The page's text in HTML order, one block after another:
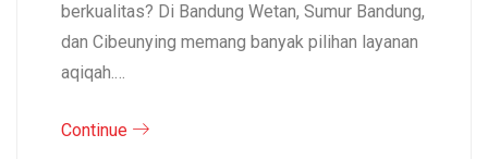
berkualitas? Di Bandung Wetan, Sumur Bandung,
dan Cibeunying memang banyak pilihan layanan
aqiqah.…
Continue